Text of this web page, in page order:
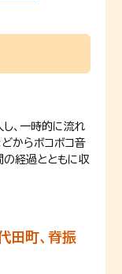
、一時的に流れ
どからボコボコ音
の経過とともに収
田町、脊振